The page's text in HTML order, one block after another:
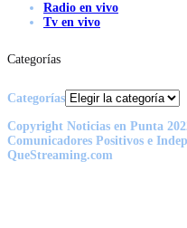
Radio en vivo
Tv en vivo
Categorías
Categorías
Copyright Noticias en Punta
Comunicadores Positivos e
QueStreaming.com